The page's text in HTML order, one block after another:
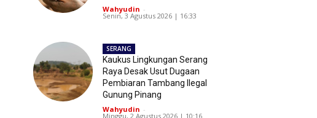
Wahyudin -
Senin, 3 Agustus 2026 | 16:33
SERANG
Kaukus Lingkungan Serang
Raya Desak Usut Dugaan
Pembiaran Tambang Ilegal
Gunung Pinang
Wahyudin -
Minggu, 2 Agustus 2026 | 10:16